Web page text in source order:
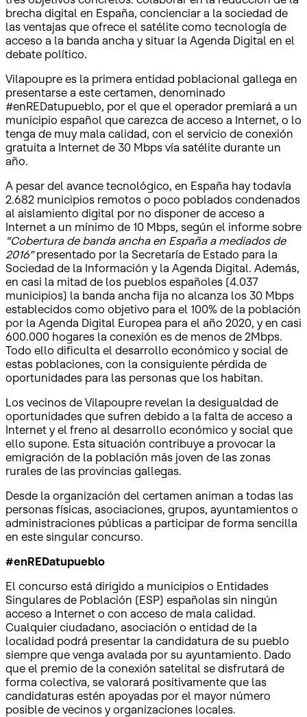
brecha digital en España, concienciar a la sociedad de
las ventajas que ofrece el satélite como tecnología de
acceso a la banda ancha y situar la Agenda Digital en el
debate político.
Vilapoupre es la primera entidad poblacional gallega en
presentarse a este certamen, denominado
#enREDatupueblo, por el que el operador premiará a un
municipio español que carezca de acceso a Internet, o lo
tenga de muy mala calidad, con el servicio de conexión
gratuita a Internet de 30 Mbps vía satélite durante un
año.
A pesar del avance tecnológico, en España hay todavía
2.682 municipios remotos o poco poblados condenados
al aislamiento digital por no disponer de acceso a
Internet a un mínimo de 10 Mbps, según el informe sobre
“Cobertura de banda ancha en España a mediados de
2016”presentado por la Secretaría de Estado para la
Sociedad de la Información y la Agenda Digital. Además,
en casi la mitad de los pueblos españoles (4.037
municipios) la banda ancha fija no alcanza los 30 Mbps
establecidos como objetivo para el 100% de la población
por la Agenda Digital Europea para el año 2020, y en casi
600.000 hogares la conexión es de menos de 2Mbps.
Todo ello dificulta el desarrollo económico y social de
estas poblaciones, con la consiguiente pérdida de
oportunidades para las personas que los habitan.
Los vecinos de Vilapoupre revelan la desigualdad de
oportunidades que sufren debido a la falta de acceso a
Internet y el freno al desarrollo económico y social que
ello supone. Esta situación contribuye a provocar la
emigración de la población más joven de las zonas
rurales de las provincias gallegas.
Desde la organización del certamen animan a todas las
personas físicas, asociaciones, grupos, ayuntamientos o
administraciones públicas a participar de forma sencilla
en este singular concurso.
#enREDatupueblo
El concurso está dirigido a municipios o Entidades
Singulares de Población (ESP) españolas sin ningún
acceso a Internet o con acceso de mala calidad.
Cualquier ciudadano, asociación o entidad de la
localidad podrá presentar la candidatura de su pueblo
siempre que venga avalada por su ayuntamiento. Dado
que el premio de la conexión satelital se disfrutará de
forma colectiva, se valorará positivamente que las
candidaturas estén apoyadas por el mayor número
posible de vecinos y organizaciones locales.